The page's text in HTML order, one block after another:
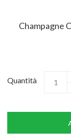
Champagne
Quantità